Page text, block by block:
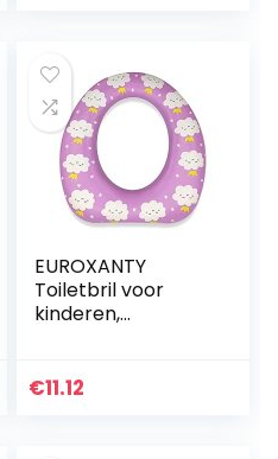
EUROXANTY
Toiletbril voor
kinderen,
kinderen,
€11.12